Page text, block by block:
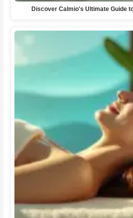
Discover Calmio's Ultimate Guide